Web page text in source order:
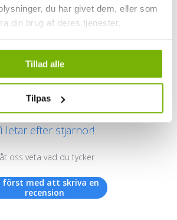
du har givet dem, eller som
din brug af deres tjenester.
Tillad alle
Tilpas
Kundrecensioner
letar efter stjärnor!
oss veta vad du tycker
först med att skriva en
recension